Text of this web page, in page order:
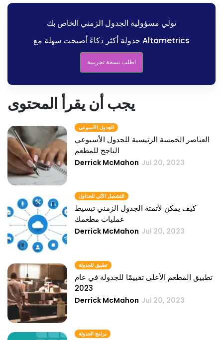
تولي مسؤولية الجدول الزمني الخاص بك
جدولة أكثر ذكاءً أصبحت سهلة مع Altametrics
اطلب نسخة تجريبية
يجب أن يقرأ المحتوى
الجدول الأسبوعي
العناصر الخمسة الرئيسية للجدول الأسبوعي
الناجح للمطعم
Derrick McMahon Jul 20, 2023
التشغيل الآلي للجداول
كيف يمكن لأتمتة الجدول الزمني تبسيط
عمليات مطعمك
Derrick McMahon Jul 20, 2023
تطبيق للجدولة
تطبيق المطعم الأعلى تقييمًا للجدولة في عام
2023
Derrick McMahon Jul 20, 2023
برامج الجدولة